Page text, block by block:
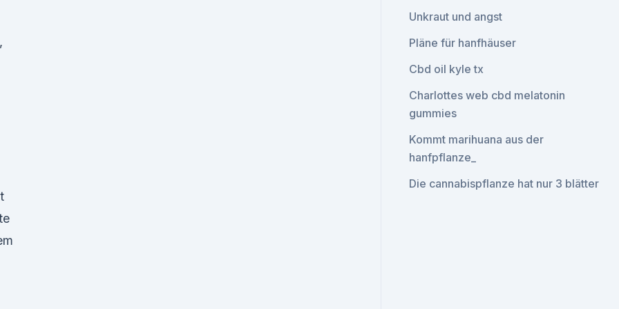
Unkraut und angst
Pläne für hanfhäuser
Cbd oil kyle tx
Charlottes web cbd melatonin
gummies
Kommt marihuana aus der
hanfpflanze_
Die cannabispflanze hat nur 3 blätter